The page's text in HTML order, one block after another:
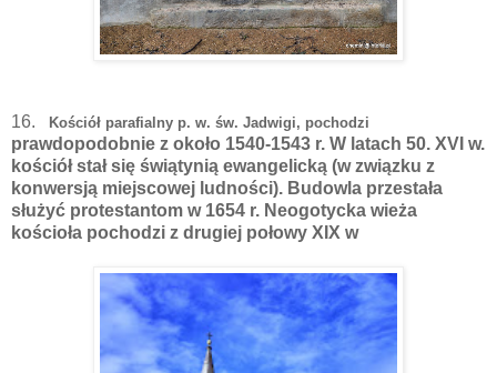
16. Kościół parafialny p. w. św. Jadwigi, pochodzi
prawdopodobnie z około 1540-1543 r. W latach 50. XVI w.
kościół stał się świątynią ewangelicką (w związku z
konwersją miejscowej ludności). Budowla przestała
służyć protestantom w 1654 r. Neogotycka wieża
kościoła pochodzi z drugiej połowy XIX w